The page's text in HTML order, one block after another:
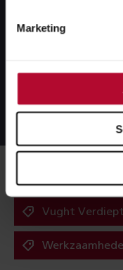
Marketing
ervoor dat de
Lees meer
Vught